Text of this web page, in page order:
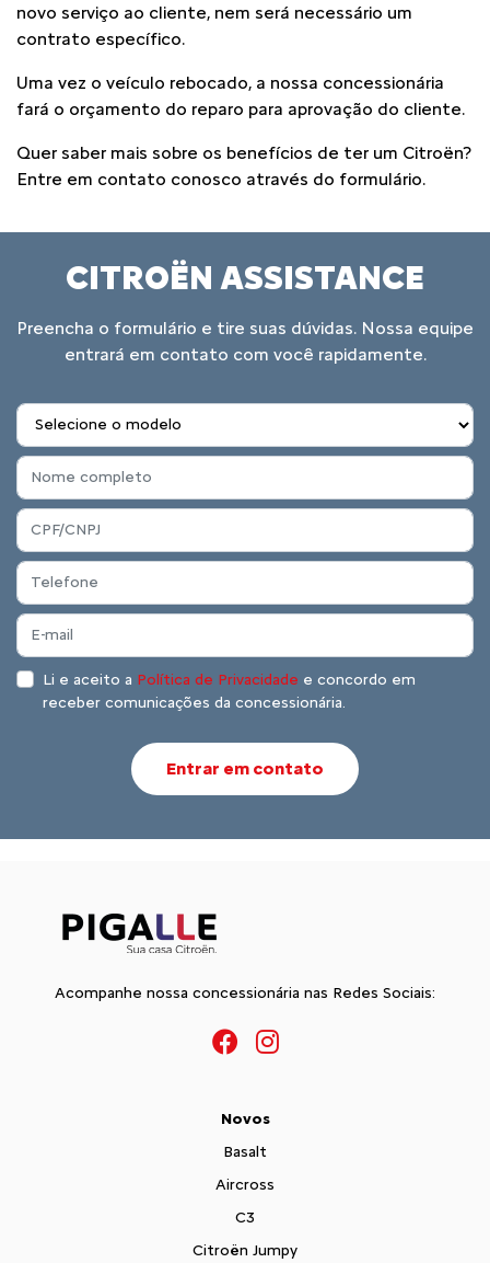
novo serviço ao cliente, nem será necessário um
contrato específico.
Uma vez o veículo rebocado, a nossa concessionária
fará o orçamento do reparo para aprovação do cliente.
Quer saber mais sobre os benefícios de ter um Citroën?
Entre em contato conosco através do formulário.
CITROËN ASSISTANCE
Preencha o formulário e tire suas dúvidas. Nossa equipe
entrará em contato com você rapidamente.
Li e aceito a Política de Privacidade e concordo em
receber comunicações da concessionária.
Entrar em contato
Acompanhe nossa concessionária nas Redes Sociais:
Novos
Basalt
Aircross
C3
Citroën Jumpy